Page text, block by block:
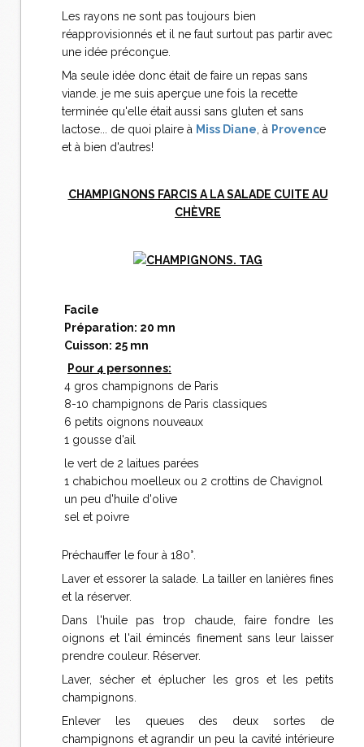
Les rayons ne sont pas toujours bien
réapprovisionnés et il ne faut surtout pas partir avec
une idée préconçue.
Ma seule idée donc était de faire un repas sans
viande. je me suis aperçue une fois la recette
terminée qu'elle était aussi sans gluten et sans
lactose... de quoi plaire à Miss Diane , à Provence
et à bien d'autres!
CHAMPIGNONS FARCIS A LA SALADE CUITE AU
CHÈVRE
Facile
Préparation: 20 mn
Cuisson: 25 mn
Pour 4 personnes:
4 gros champignons de Paris
8-10 champignons de Paris classiques
6 petits oignons nouveaux
1 gousse d'ail
le vert de 2 laitues parées
1 chabichou moelleux ou 2 crottins de Chavignol
un peu d'huile d'olive
sel et poivre
Préchauffer le four à 180°.
Laver et essorer la salade. La tailler en lanières fines
et la réserver.
Dans l'huile pas trop chaude, faire fondre les
oignons et l'ail émincés finement sans leur laisser
prendre couleur. Réserver.
Laver, sécher et éplucher les gros et les petits
champignons.
Enlever les queues des deux sortes de
champignons et agrandir un peu la cavité intérieure